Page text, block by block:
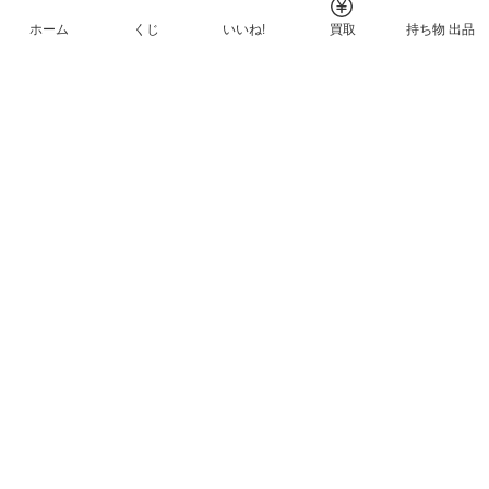
ホーム くじ いいね! 買取 持ち物 出品